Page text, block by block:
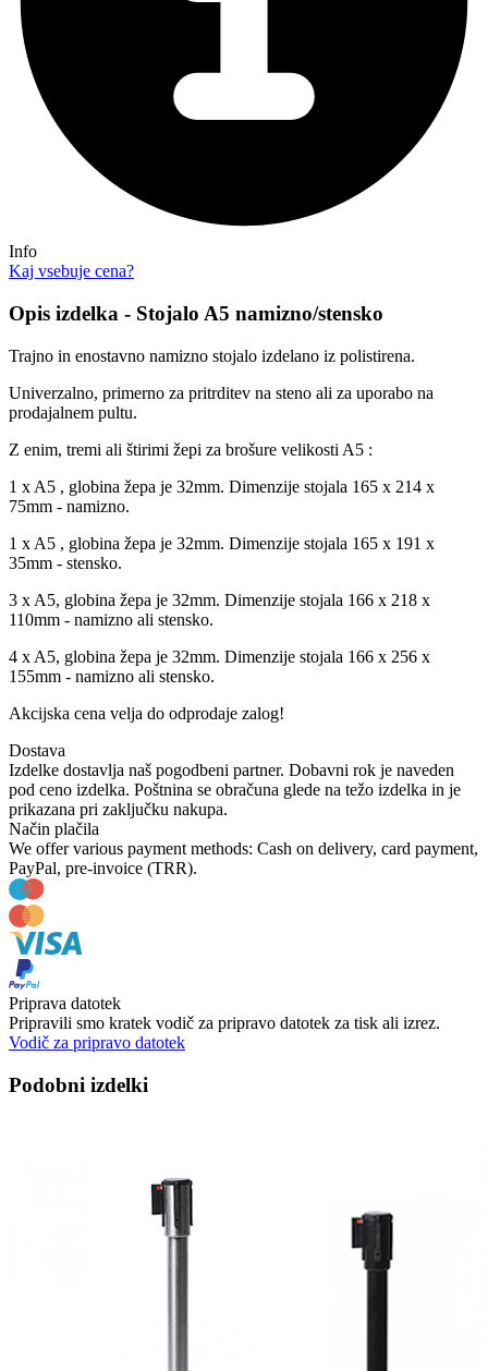
Info
Kaj vsebuje cena?
Opis izdelka - Stojalo A5 namizno/stensko
Trajno in enostavno namizno stojalo izdelano iz polistirena.
Univerzalno, primerno za pritrditev na steno ali za uporabo na
prodajalnem pultu.
Z enim, tremi ali štirimi žepi za brošure velikosti A5 :
1 x A5 , globina žepa je 32mm. Dimenzije stojala 165 x 214 x
75mm - namizno.
1 x A5 , globina žepa je 32mm. Dimenzije stojala 165 x 191 x
35mm - stensko.
3 x A5, globina žepa je 32mm. Dimenzije stojala 166 x 218 x
110mm - namizno ali stensko.
4 x A5, globina žepa je 32mm. Dimenzije stojala 166 x 256 x
155mm - namizno ali stensko.
Akcijska cena velja do odprodaje zalog!
Dostava
Izdelke dostavlja naš pogodbeni partner. Dobavni rok je naveden
pod ceno izdelka. Poštnina se obračuna glede na težo izdelka in je
prikazana pri zaključku nakupa.
Način plačila
We offer various payment methods: Cash on delivery, card payment,
PayPal, pre-invoice (TRR).
Priprava datotek
Pripravili smo kratek vodič za pripravo datotek za tisk ali izrez.
Vodič za pripravo datotek
Podobni izdelki